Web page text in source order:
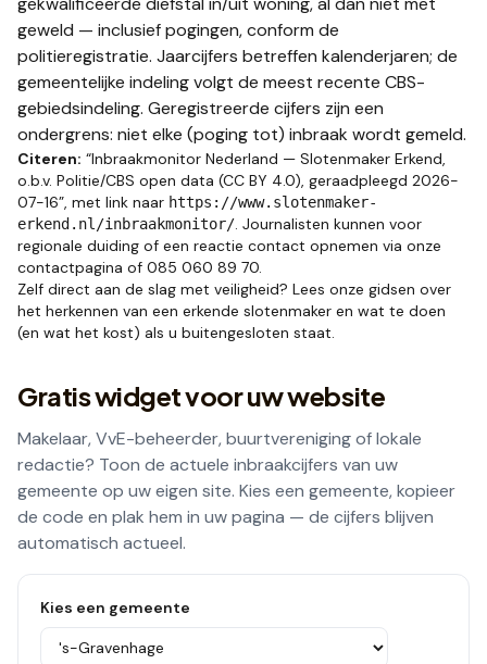
geweld — inclusief pogingen, conform de
politieregistratie. Jaarcijfers betreffen kalenderjaren; de
gemeentelijke indeling volgt de meest recente CBS-
gebiedsindeling. Geregistreerde cijfers zijn een
ondergrens: niet elke (poging tot) inbraak wordt gemeld.
Citeren: “Inbraakmonitor Nederland — Slotenmaker Erkend,
o.b.v. Politie/CBS open data (CC BY 4.0), geraadpleegd 2026-
07-16”, met link naar https://www.slotenmaker-
erkend.nl /inbraakmonitor/. Journalisten kunnen voor
regionale duiding of een reactie contact opnemen via onze
contactpagina of 085 060 89 70.
Zelf direct aan de slag met veiligheid? Lees onze gidsen over
het herkennen van een erkende slotenmaker en wat te doen
(en wat het kost) als u buitengesloten staat.
Gratis widget voor uw website
Makelaar, VvE-beheerder, buurtvereniging of lokale
redactie? Toon de actuele inbraakcijfers van uw
gemeente op uw eigen site. Kies een gemeente, kopieer
de code en plak hem in uw pagina — de cijfers blijven
automatisch actueel.
Kies een gemeente